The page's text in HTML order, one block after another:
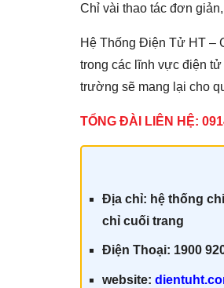
Chỉ vài thao tác đơn
Hệ Thống Điện Tử HT –
trong các lĩnh vực điện
trường sẽ mang lại cho
TỔNG ĐÀI LIÊN HỆ:
Địa chỉ: hệ thống
chỉ cuối trang
Điện Thoại: 1900
website: